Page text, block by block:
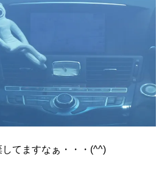
してますなぁ・・・(^^)